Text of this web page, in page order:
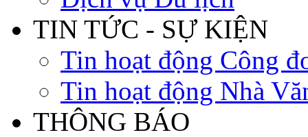
TIN TỨC - SỰ KIỆN
Tin hoạt động Công
Tin hoạt động Nhà
THÔNG BÁO